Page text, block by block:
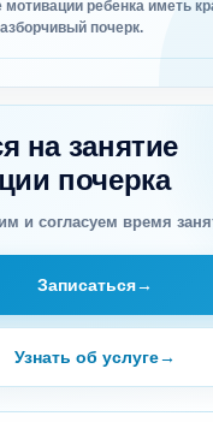
ребенка иметь
почерк.
на занятие
почерка
и согласуем время
Записаться→
Узнать об услуге→